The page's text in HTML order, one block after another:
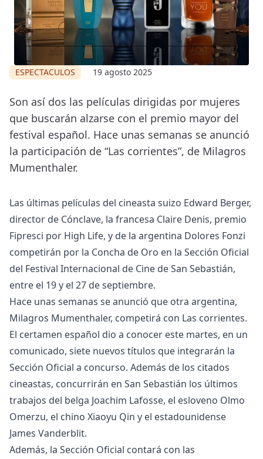
ESPECTACULOS 19 agosto 2025
Son así dos las películas dirigidas por mujeres
que buscarán alzarse con el premio mayor del
festival español. Hace unas semanas se anunció
la participación de “Las corrientes”, de Milagros
Mumenthaler.
Las últimas películas del cineasta suizo Edward Berger,
director de Cónclave, la francesa Claire Denis, premio
Fipresci por High Life, y de la argentina Dolores Fonzi
competirán por la Concha de Oro en la Sección Oficial
del Festival Internacional de Cine de San Sebastián,
entre el 19 y el 27 de septiembre.
Hace unas semanas se anunció que otra argentina,
Milagros Mumenthaler, competirá con Las corrientes.
El certamen español dio a conocer este martes, en un
comunicado, siete nuevos títulos que integrarán la
Sección Oficial a concurso. Además de los citados
cineastas, concurrirán en San Sebastián los últimos
trabajos del belga Joachim Lafosse, el esloveno Olmo
Omerzu, el chino Xiaoyu Qin y el estadounidense
James Vanderblit.
Además, la Sección Oficial contará con las